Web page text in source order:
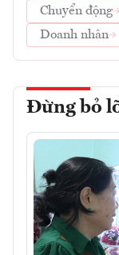
Chuyển động
Doanh nhân
Đừng bỏ